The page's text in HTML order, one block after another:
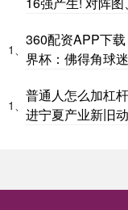
1、
360配资APP下
界杯：佛得角球
1、
普通人怎么加杠
进宁夏产业新旧